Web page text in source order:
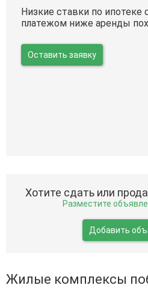
Низкие ставки по
платежом ниже аренды
Оставить заявку
Хотите сдать или
Разместите
Добавить
Жилые комплексы